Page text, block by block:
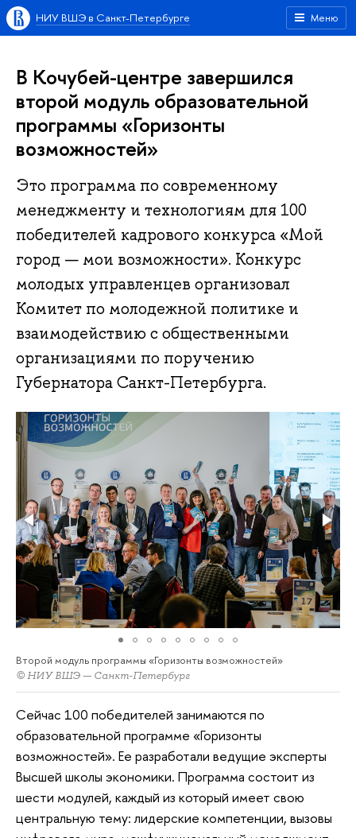
Меню
НИУ ВШЭ в Санкт-Петербурге
В Кочубей-центре завершился
второй модуль образовательной
программы «Горизонты
возможностей»
Это программа по современному
менеджменту и технологиям для 100
победителей кадрового конкурса «Мой
город — мои возможности». Конкурс
молодых управленцев организовал
Комитет по молодежной политике и
взаимодействию с общественными
организациями по поручению
Губернатора Санкт-Петербурга.
Второй модуль программы «Горизонты возможностей»
© НИУ ВШЭ — Санкт-Петербург
Сейчас 100 победителей занимаются по
образовательной программе «Горизонты
возможностей». Ее разработали ведущие эксперты
Высшей школы экономики. Программа состоит из
шести модулей, каждый из который имеет свою
центральную тему: лидерские компетенции, вызовы